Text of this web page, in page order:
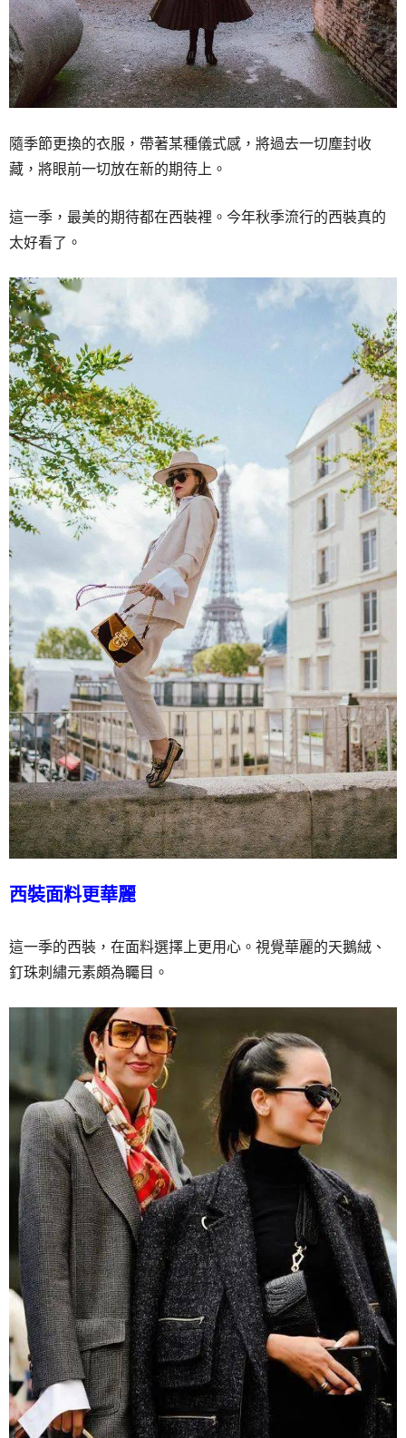
隨季節更換的衣服，帶著某種儀式感，將過去一切塵封收
藏，將眼前一切放在新的期待上。
這一季，最美的期待都在西裝裡。今年秋季流行的西裝真的
太好看了。
西裝面料更華麗
這一季的西裝，在面料選擇上更用心。視覺華麗的天鵝絨、
釘珠刺繡元素頗為矚目。